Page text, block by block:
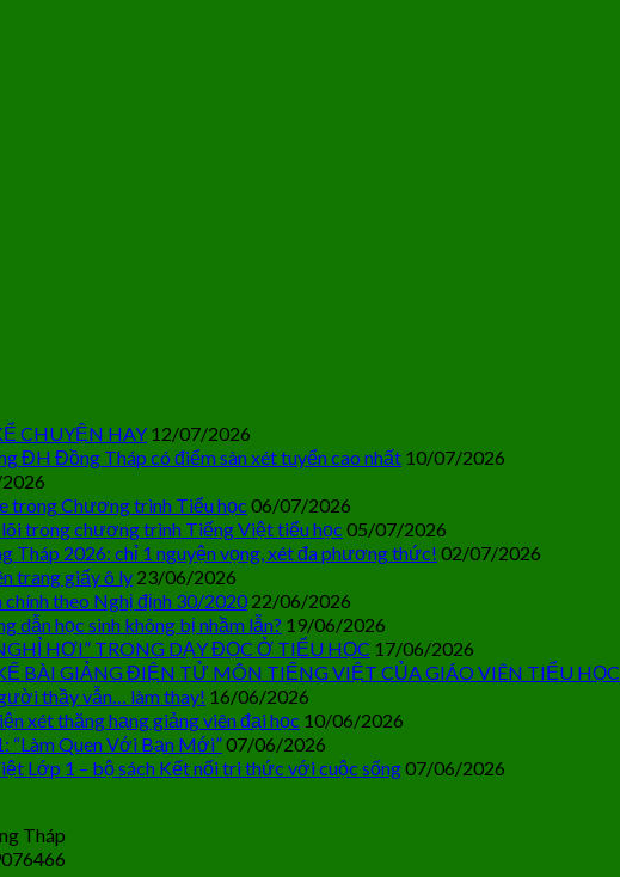
CHUYỆN HAY 12/07/2026
ĐH Đồng Tháp có điểm sàn xét tuyển cao nhất 10/07/2026
trong Chương trình Tiểu học 06/07/2026
trong chương trình Tiếng Việt tiểu học 05/07/2026
Tháp 2026: chỉ 1 nguyện vọng, xét đa phương thức! 02/07/2026
trang giấy ô ly 23/06/2026
chính theo Nghị định 30/2020 22/06/2026
dẫn học sinh không bị nhầm lẫn? 19/06/2026
HƠI” TRONG DẠY ĐỌC Ở TIỂU HỌC 17/06/2026
BÀI GIẢNG ĐIỆN TỬ MÔN TIẾNG VIỆT CỦA GIÁO VIÊN TIỂU HỌC
thầy vẫn… làm thay! 16/06/2026
xét thăng hạng giảng viên đại học 10/06/2026
Quen Với Bạn Mới”07/06/2026
Lớp 1 – bộ sách Kết nối tri thức với cuộc sống07/06/2026
Tháp